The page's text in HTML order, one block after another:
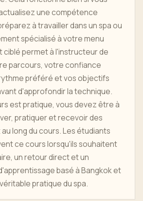
une compétence
à travailler dans un spa ou
spécialisé à votre menu
ciblé permet à l'instructeur de
parcours, votre confiance
préféré et vos objectifs
d'approfondir la technique.
est pratique, vous devez être à
pratiquer et recevoir des
long du cours. Les étudiants
ce cours lorsqu'ils souhaitent
un retour direct et un
basé à Bangkok et
pratique du spa.